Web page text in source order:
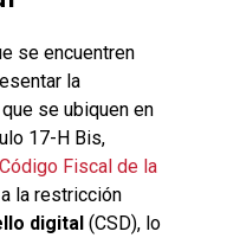
se encuentren
la
se ubiquen en
17-H Bis,
Código Fiscal de la
la restricción
digital(CSD), lo